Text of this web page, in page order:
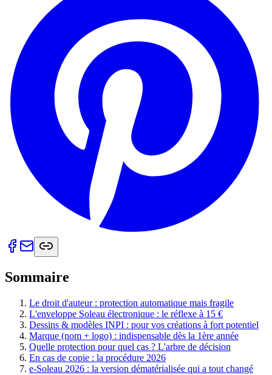
Sommaire
Le droit d'auteur : protection automatique mais fragile
L'enveloppe Soleau électronique : le réflexe à 15 €
Dessins & modèles INPI : pour vos créations à fort potentiel
Marque (nom + logo) : indispensable dès la 1ère année
Quelle protection pour quel cas ? L'arbre de décision
En cas de copie : la procédure 2026
e-Soleau 2026 : la version dématérialisée qui a tout changé